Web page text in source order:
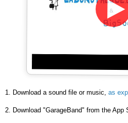
1. Download a sound file or music, as
2. Download "GarageBand" from the App